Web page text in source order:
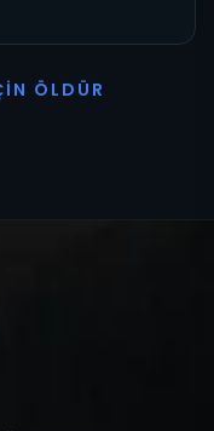
I N Ö L D Ü R